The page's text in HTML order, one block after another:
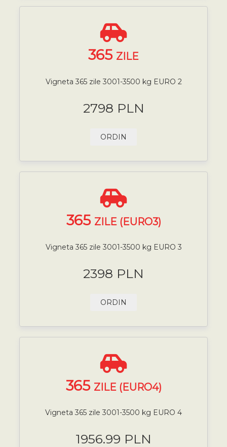
365 ZILE
Vigneta 365 zile 3001-3500 kg EURO 2
2798 PLN
ORDIN
365 ZILE (EURO3)
Vigneta 365 zile 3001-3500 kg EURO 3
2398 PLN
ORDIN
365 ZILE (EURO4)
Vigneta 365 zile 3001-3500 kg EURO 4
1956.99 PLN